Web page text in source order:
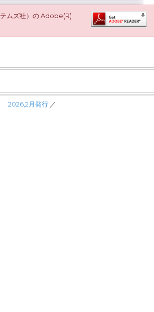
ムズ社）の Adobe(R)
2026,2月発行 ／